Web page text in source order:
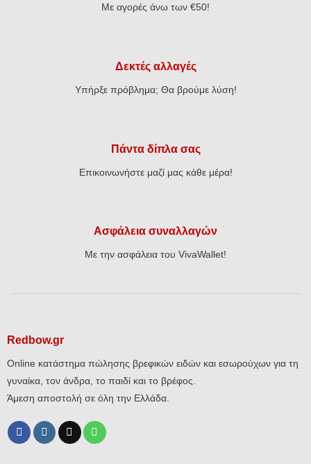
Με αγορές άνω των €50!
Δεκτές αλλαγές
Υπήρξε πρόβλημα; Θα βρούμε λύση!
Πάντα δίπλα σας
Επικοινωνήστε μαζί μας κάθε μέρα!
Ασφάλεια συναλλαγών
Με την ασφάλεια του VivaWallet!
Redbow.gr
Online κατάστημα πώλησης βρεφικών ειδών και εσωρούχων για τη
γυναίκα, τον άνδρα, το παιδί και το βρέφος.
Άμεση αποστολή σε όλη την Ελλάδα.